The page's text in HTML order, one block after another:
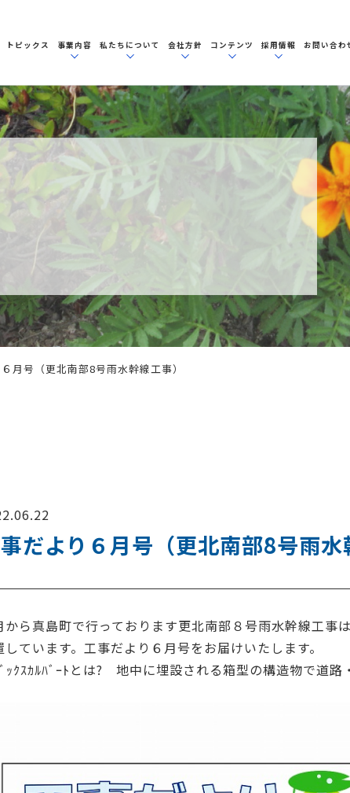
トピックス 事業内容 私たちについて 会社方針 コンテンツ 採用情報 お問い合わ
月号（更北南部8号雨水幹線工事）
だより６月号（更北南部8号雨水
から真島町で行っております更北南部８号雨水幹線工事
しています。工事だより６月号をお届けいたします。
ｯｸｽｶﾙﾊﾞｰﾄとは? 地中に埋設される箱型の構造物で道